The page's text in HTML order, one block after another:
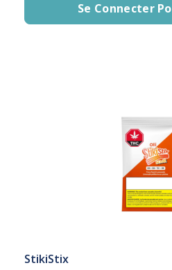
Se Connecter
StikiStix